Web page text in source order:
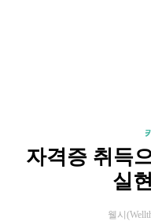
자격증 취득
실
웰시